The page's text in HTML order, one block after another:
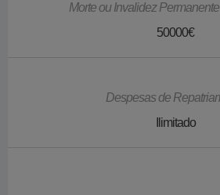
Morte ou Invalidez
50000€
Despesas de
Ilimitado